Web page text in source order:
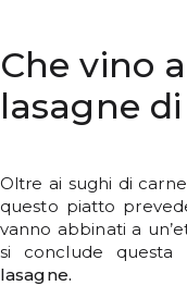
Che vino
lasagne
Oltre ai sughi di
questo piatto
vanno abbinati a
si conclude questa
lasagne.